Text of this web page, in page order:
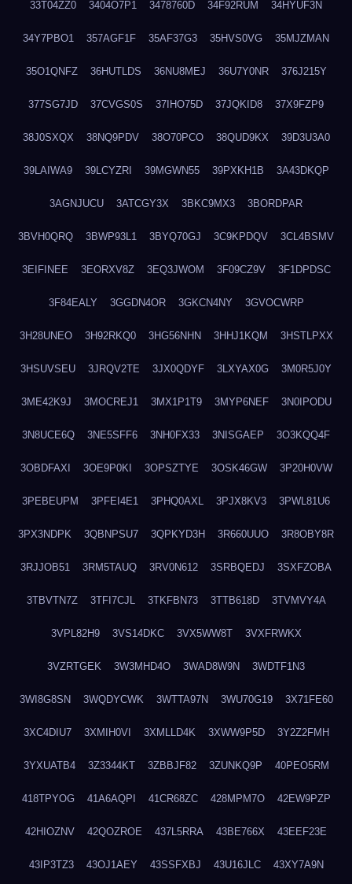
33T04ZZ0 3404O7P1 3478760D 34F92RUM 34HYUF3N
34Y7PBO1 357AGF1F 35AF37G3 35HVS0VG 35MJZMAN
35O1QNFZ 36HUTLDS 36NU8MEJ 36U7Y0NR 376J215Y
377SG7JD 37CVGS0S 37IHO75D 37JQKID8 37X9FZP9
38J0SXQX 38NQ9PDV 38O70PCO 38QUD9KX 39D3U3A0
39LAIWA9 39LCYZRI 39MGWN55 39PXKH1B 3A43DKQP
3AGNJUCU 3ATCGY3X 3BKC9MX3 3BORDPAR
3BVH0QRQ 3BWP93L1 3BYQ70GJ 3C9KPDQV 3CL4BSMV
3EIFINEE 3EORXV8Z 3EQ3JWOM 3F09CZ9V 3F1DPDSC
3F84EALY 3GGDN4OR 3GKCN4NY 3GVOCWRP
3H28UNEO 3H92RKQ0 3HG56NHN 3HHJ1KQM 3HSTLPXX
3HSUVSEU 3JRQV2TE 3JX0QDYF 3LXYAX0G 3M0R5J0Y
3ME42K9J 3MOCREJ1 3MX1P1T9 3MYP6NEF 3N0IPODU
3N8UCE6Q 3NE5SFF6 3NH0FX33 3NISGAEP 3O3KQQ4F
3OBDFAXI 3OE9P0KI 3OPSZTYE 3OSK46GW 3P20H0VW
3PEBEUPM 3PFEI4E1 3PHQ0AXL 3PJX8KV3 3PWL81U6
3PX3NDPK 3QBNPSU7 3QPKYD3H 3R660UUO 3R8OBY8R
3RJJOB51 3RM5TAUQ 3RV0N612 3SRBQEDJ 3SXFZOBA
3TBVTN7Z 3TFI7CJL 3TKFBN73 3TTB618D 3TVMVY4A
3VPL82H9 3VS14DKC 3VX5WW8T 3VXFRWKX
3VZRTGEK 3W3MHD4O 3WAD8W9N 3WDTF1N3
3WI8G8SN 3WQDYCWK 3WTTA97N 3WU70G19 3X71FE60
3XC4DIU7 3XMIH0VI 3XMLLD4K 3XWW9P5D 3Y2Z2FMH
3YXUATB4 3Z3344KT 3ZBBJF82 3ZUNKQ9P 40PEO5RM
418TPYOG 41A6AQPI 41CR68ZC 428MPM7O 42EW9PZP
42HIOZNV 42QOZROE 437L5RRA 43BE766X 43EEF23E
43IP3TZ3 43OJ1AEY 43SSFXBJ 43U16JLC 43XY7A9N